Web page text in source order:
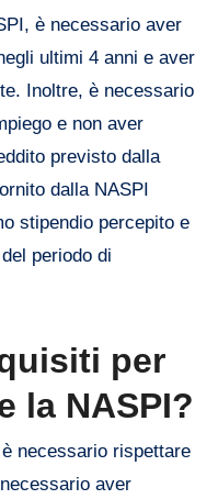
è necessario aver
ultimi 4 anni e aver
Inoltre, è necessario
e non aver
previsto dalla
dalla NASPI
stipendio percepito e
periodo di
per
la NASPI?
necessario rispettare
aver